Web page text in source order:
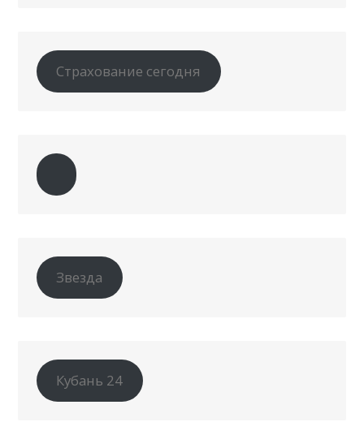
Страхование сегодня
Звезда
Кубань 24